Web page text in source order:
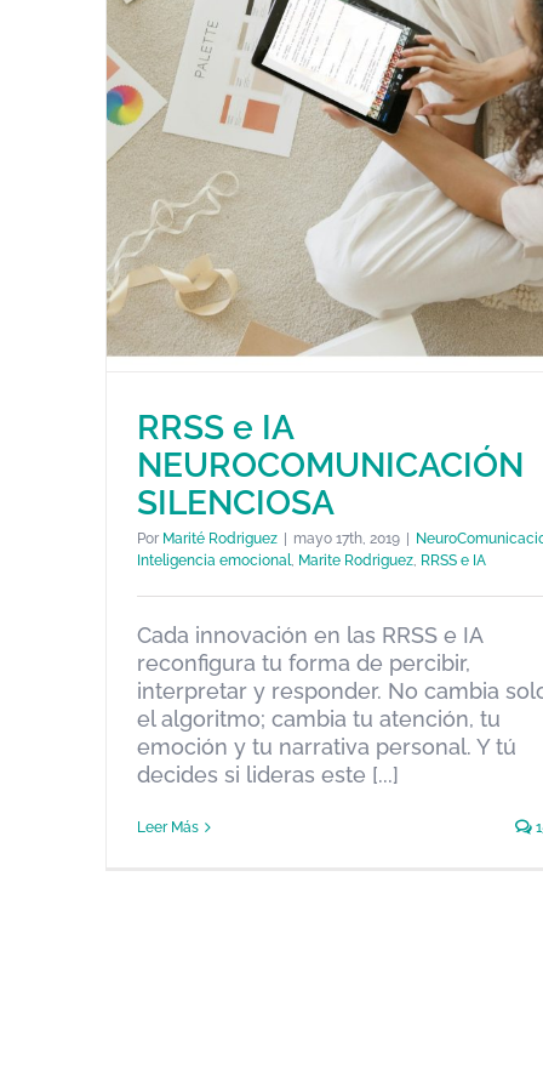
RRSS e IA
NEUROCOMUNICACIÓN
SILENCIOSA
NeuroComunicacion Inteligencia emocional
Marite
Rodriguez RRSS e IA
RRSS e IA
NEUROCOMUNICACIÓN
SILENCIOSA
Por Marité Rodriguez mayo 17th, 2019
Inteligencia emocional, Marite Rodriguez, RRSS e IA
Cada innovación en las RRSS e IA
reconfigura tu forma de percibir,
interpretar y responder. No cambia
el algoritmo; cambia tu atención, tu
emoción y tu narrativa personal. Y tú
decides si lideras este [...]
Leer Más